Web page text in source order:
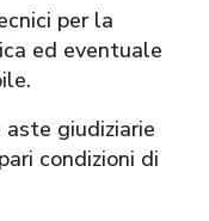
per la
ed eventuale
giudiziarie
condizioni di